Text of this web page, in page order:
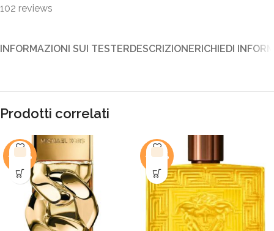
102 reviews
INFORMAZIONI SUI TESTERDESCRIZIONERICHIEDI
Prodotti correlati
-46% -44%